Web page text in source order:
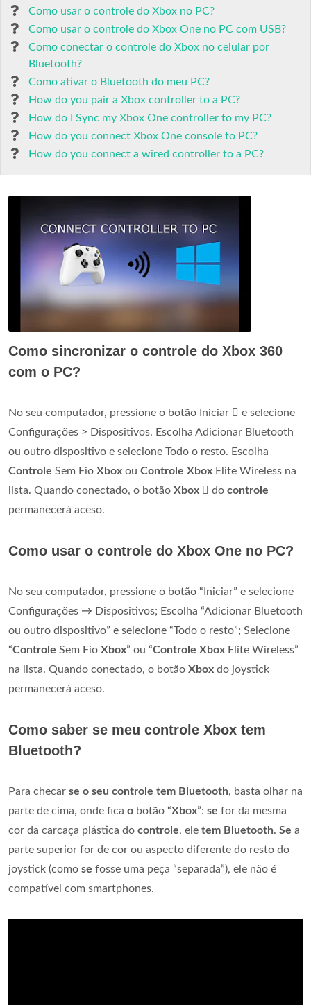
Como usar o controle do Xbox no PC?
Como usar o controle do Xbox One no PC com USB?
Como conectar o controle do Xbox no celular por
Bluetooth?
Como ativar o Bluetooth do meu PC?
How do you pair a Xbox controller to a PC?
How do I Sync my Xbox One controller to my PC?
How do you connect Xbox One console to PC?
How do you connect a wired controller to a PC?
Como sincronizar o controle do Xbox 360
com o PC?
No seu computador, pressione o botão Iniciar  e selecione
Configurações > Dispositivos. Escolha Adicionar Bluetooth
ou outro dispositivo e selecione Todo o resto. Escolha
Controle Sem Fio Xbox ou Controle Xbox Elite Wireless na
lista. Quando conectado, o botão Xbox  do controle
permanecerá aceso.
Como usar o controle do Xbox One no PC?
No seu computador, pressione o botão “Iniciar” e selecione
Configurações → Dispositivos; Escolha “Adicionar Bluetooth
ou outro dispositivo” e selecione “Todo o resto”; Selecione
“Controle Sem Fio Xbox” ou “Controle Xbox Elite Wireless”
na lista. Quando conectado, o botão Xbox do joystick
permanecerá aceso.
Como saber se meu controle Xbox tem
Bluetooth?
Para checar se o seu controle tem Bluetooth, basta olhar na
parte de cima, onde fica o botão “Xbox”: se for da mesma
cor da carcaça plástica do controle, ele tem Bluetooth. Se a
parte superior for de cor ou aspecto diferente do resto do
joystick (como se fosse uma peça “separada”), ele não é
compatível com smartphones.